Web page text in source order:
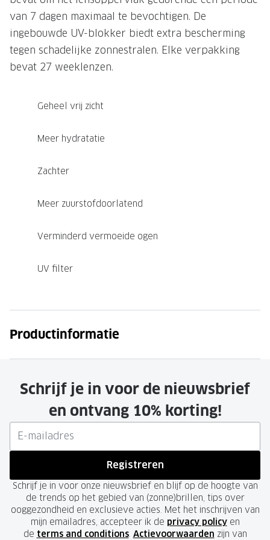
van 7 dagen maximaal te bevochtigen. De
ingebouwde UV-blokker biedt extra bescherming
tegen schadelijke zonnestralen. Elke verpakking
bevat 27 weeklenzen.
Geheel vrij zicht
Meer hydratatie
Zachter
Meer zuurstofdoorlatend
Verminderd vermoeide ogen
UV filter
Productinformatie
Schrijf je in voor de nieuwsbrief
en ontvang 10% korting!
Registreren
Schrijf je in voor onze nieuwsbrief en blijf op de hoogte van
de trends op het gebied van (zonne)brillen, tips over
ooggezondheid en exclusieve acties. Met het inschrijven van
mijn emailadres, accepteer ik de privacy policyen
de terms and conditions. Actievoorwaarden zijn van